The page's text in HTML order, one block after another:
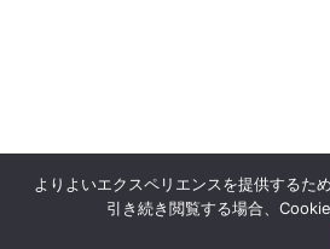
よりよいエクスペリエンスを提供するた
引き続き閲覧する場合、